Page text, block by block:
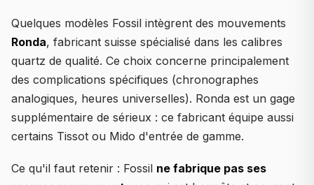
Quelques modèles Fossil intègrent des mouvements
Ronda, fabricant suisse spécialisé dans les calibres
quartz de qualité. Ce choix concerne principalement
des complications spécifiques (chronographes
analogiques, heures universelles). Ronda est un gage
supplémentaire de sérieux : ce fabricant équipe aussi
certains Tissot ou Mido d'entrée de gamme.
Ce qu'il faut retenir : Fossil ne fabrique pas ses